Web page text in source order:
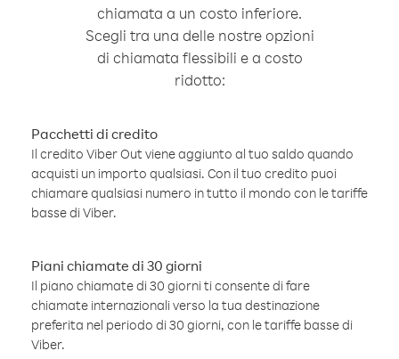
chiamata a un costo inferiore.
Scegli tra una delle nostre opzioni
di chiamata flessibili e a costo
ridotto:
Pacchetti di credito
Il credito Viber Out viene aggiunto al tuo saldo quando
acquisti un importo qualsiasi. Con il tuo credito puoi
chiamare qualsiasi numero in tutto il mondo con le tariffe
basse di Viber.
Piani chiamate di 30 giorni
Il piano chiamate di 30 giorni ti consente di fare
chiamate internazionali verso la tua destinazione
preferita nel periodo di 30 giorni, con le tariffe basse di
Viber.